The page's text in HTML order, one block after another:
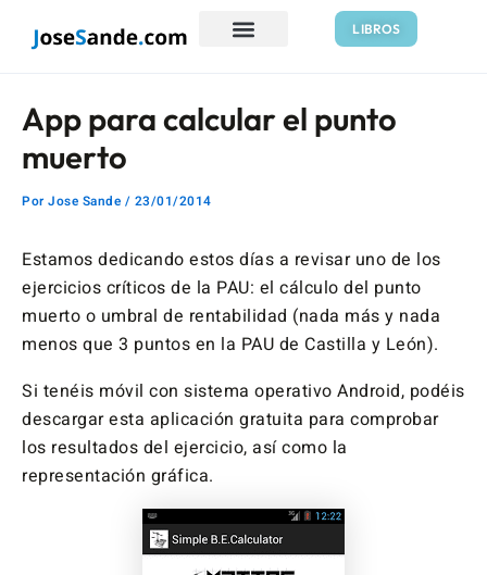
LIBROS
App para calcular el punto
muerto
Por Jose Sande / 23/01/2014
Estamos dedicando estos días a revisar uno de los
ejercicios críticos de la PAU: el cálculo del punto
muerto o umbral de rentabilidad (nada más y nada
menos que 3 puntos en la PAU de Castilla y León).
Si tenéis móvil con sistema operativo Android, podéis
descargar esta aplicación gratuita para comprobar
los resultados del ejercicio, así como la
representación gráfica.
de